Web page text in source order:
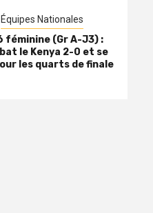
Équipes Nationales
féminine (Gr A-J3) :
bat le Kenya 2-0 et se
les quarts de finale